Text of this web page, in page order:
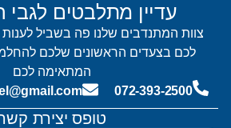
טופס יצירת
עדיין מתלבטים לגבי
צוות המתנדבים שלנו פה בשביל
לכם בצעדים הראשונים שלכם
המתאימה לכם
072-393-2500